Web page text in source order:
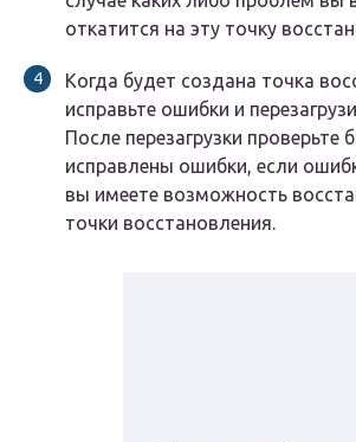
откатится на эту точку
Когда будет создана точка
исправьте ошибки и
После перезагрузки проверьте
исправлены ошибки, если
вы имеете возможность
точки восстановления.